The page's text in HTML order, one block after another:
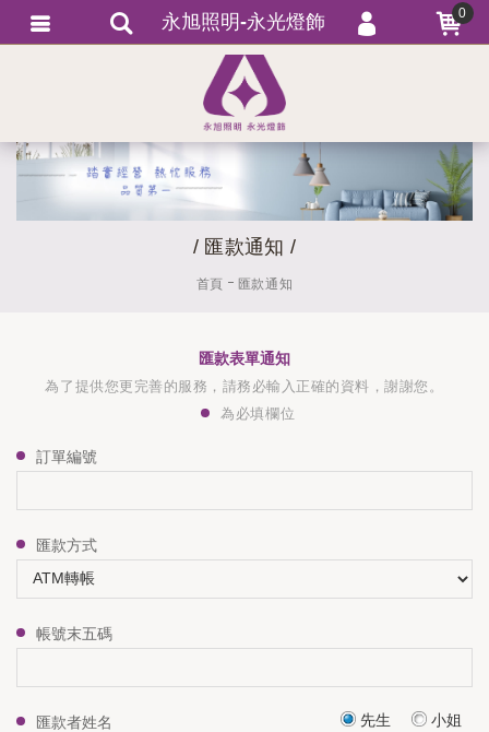
/ 匯款通知 /
首頁 匯款通知
匯款表單通知
為了提供您更完善的服務，請務必輸入正確的資料，謝謝您。
為必填欄位
訂單編號
匯款方式
帳號末五碼
匯款者姓名 先生 小姐
永旭照明-永光燈飾 0
會員登入
會員註冊
忘記密碼
訂單查詢
繁體中文